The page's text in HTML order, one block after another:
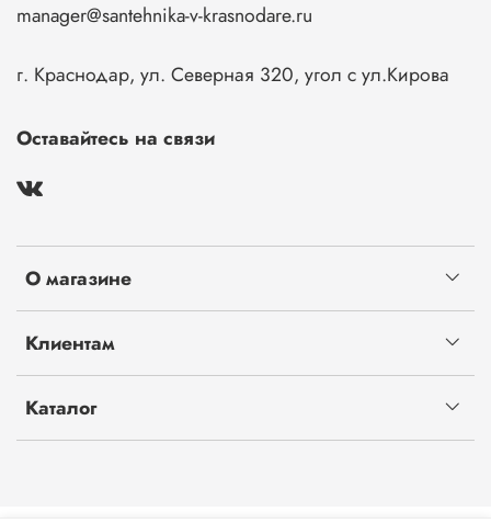
О магазине
Клиентам
Каталог
manager@santehnika-v-krasnodare.ru
г. Краснодар, ул. Северная 320, угол с ул.Кирова
Оставайтесь на связи